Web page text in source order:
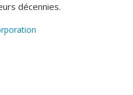
décennies.